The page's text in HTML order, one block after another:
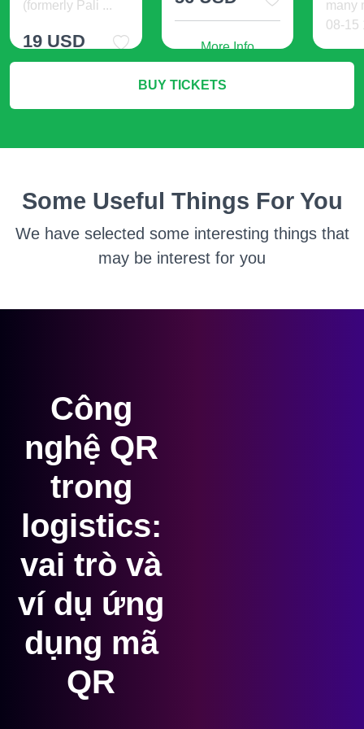
(formerly Pali ...
19 USD More Info
many
08-15
54
BUY TICKETS
Some Useful Things For You
We have selected some interesting things that
may be interest for you
Công
nghệ QR
trong
logistics:
vai trò và
ví dụ ứng
dụng mã
QR